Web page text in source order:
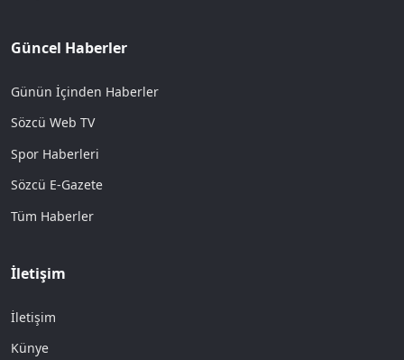
Güncel Haberler
Günün İçinden Haberler
Sözcü Web TV
Spor Haberleri
Sözcü E-Gazete
Tüm Haberler
İletişim
İletişim
Künye